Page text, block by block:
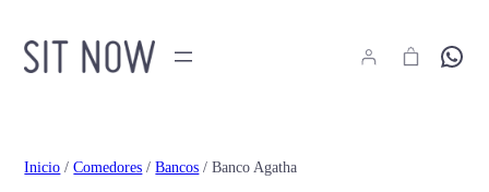
Hola
Inicio /Comedores /Bancos / Banco Agatha